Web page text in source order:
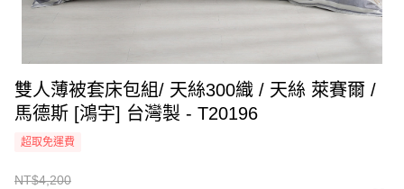
雙人薄被套床包組/ 天絲300織 / 天絲 萊賽爾 /
馬德斯 [鴻宇] 台灣製 - T20196
超取免運費
NT$4,200